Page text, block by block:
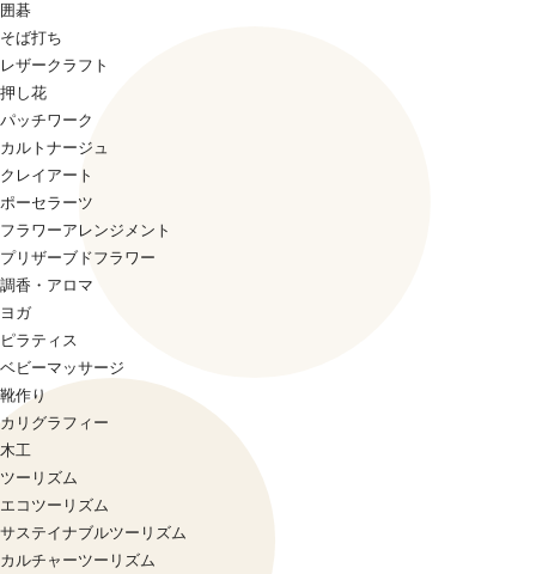
囲碁
そば打ち
レザークラフト
押し花
パッチワーク
カルトナージュ
クレイアート
ポーセラーツ
フラワーアレンジメント
プリザーブドフラワー
調香・アロマ
ヨガ
ピラティス
ベビーマッサージ
靴作り
カリグラフィー
木工
ツーリズム
エコツーリズム
サステイナブルツーリズム
カルチャーツーリズム